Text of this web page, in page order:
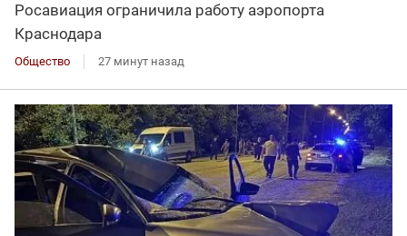
Росавиация ограничила работу аэропорта
Краснодара
Общество 27 минут назад